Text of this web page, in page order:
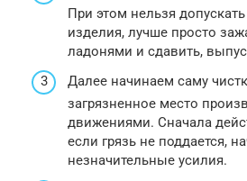
При этом нельзя
изделия, лучше просто
ладонями и сдавить,
Далее начинаем саму
загрязненное место
движениями. Сначала
если грязь не поддается,
незначительные усилия.